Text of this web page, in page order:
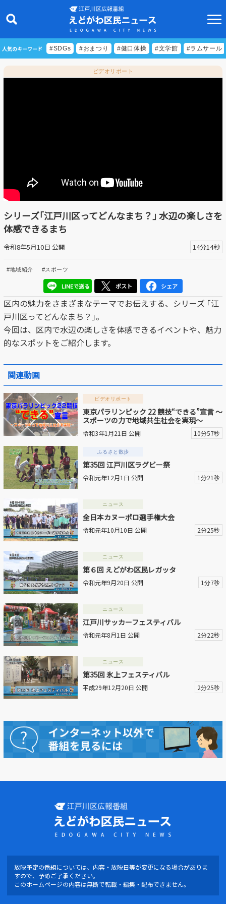
えどトピ
#えど推し
江戸川区でともに暮らそう / Living Together in Edogaw
a City
おうちで動画
Everyone's SDGs ～17のゴールを目指して～
ふるさと散歩
Others
公開日
動画を探す
人気のキーワード #SDGs #おまつり #健口体操 #文学館 #ラムサール
ビデオリポート
シリーズ｢江戸川区ってどんなまち？｣ 水辺の楽しさを
体感できるまち
令和8年5月10日 公開 14分14秒
#地域紹介 #スポーツ
LINEで送る ポスト シェア
区内の魅力をさまざまなテーマでお伝えする、シリーズ ｢江
戸川区ってどんなまち？｣。
今回は、区内で水辺の楽しさを体感できるイベントや、魅力
的なスポットをご紹介します。
関連動画
ビデオリポート
東京パラリンピック 22 競技“できる”宣言 ～
スポーツの力で地域共生社会を実現～
令和3年1月21日 公開 10分57秒
ふるさと散歩
第35回 江戸川区ラグビー祭
令和元年12月1日 公開 1分21秒
ニュース
全日本カヌーポロ選手権大会
令和元年10月10日 公開 2分25秒
ニュース
第６回 えどがわ区民レガッタ
令和元年9月20日 公開 1分7秒
ニュース
江戸川サッカーフェスティバル
令和元年8月1日 公開 2分22秒
ニュース
第35回 氷上フェスティバル
平成29年12月20日 公開 2分25秒
放映予定の番組については、内容・放映日等が変更になる場合がありま
すので、予めご了承ください。
このホームページの内容は無断で転載・編集・配布できません。